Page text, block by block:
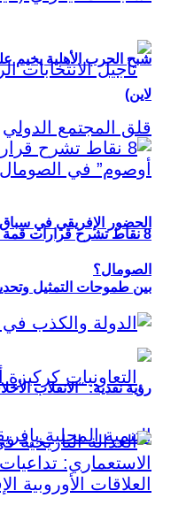
الحضور الإفريقي في سباق
بين طموحات التمثيل
شبح الحرب الأهلية يخيم
لاين)
8 نقاط تشرح قرارات
الصومال؟
رؤية نقدية: “الانقلاب